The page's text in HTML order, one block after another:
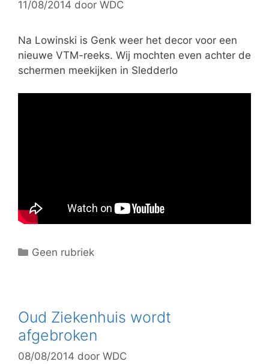
i
ë
n
11/08/2014 door WDC
Na Lowinski is Genk weer het decor voor een
nieuwe VTM-reeks. Wij mochten even achter de
schermen meekijken in Sledderlo
C
g
o
r
i
Geen rubriek
Oud Ziekenhuis wordt
afgebroken
08/08/2014 door WDC